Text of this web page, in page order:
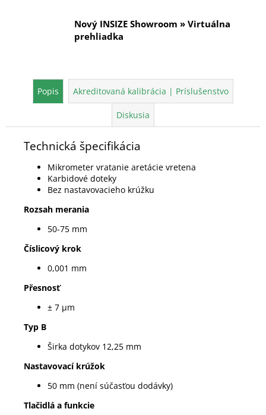
Nový INSIZE Showroom » Virtuálna
prehliadka
Popis Akreditovaná kalibrácia | Príslušenstvo
Diskusia
Technická špecifikácia
Mikrometer vratanie aretácie vretena
Karbidové doteky
Bez nastavovacieho krúžku
Rozsah merania
50-75 mm
Číslicový krok
0,001 mm
Přesnosť
± 7 µm
Typ B
Širka dotykov 12,25 mm
Nastavovací krúžok
50 mm (není súčasťou dodávky)
Tlačidlá a funkcie